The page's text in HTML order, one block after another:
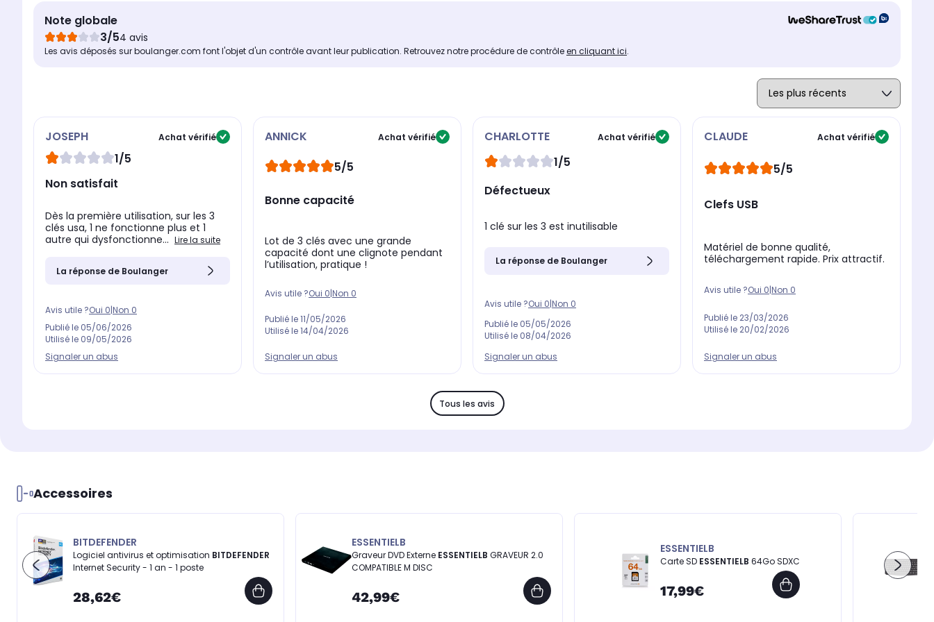
Note globale
3/54 avis
Les avis déposés sur boulanger.com font l'objet d'un contrôle avant leur publication. Retrouvez notre procédure de contrôleen cliquant ici.
JOSEPH Achat vérifié
1/5
Non satisfait
Dès la première utilisation, sur les 3
clés usa, 1 ne fonctionne plus et 1
autre qui dysfonctionne... Lire la suite
La réponse de Boulanger
Avis utile ?Oui 0|Non 0
Publié le 05/06/2026
Utilisé le 09/05/2026
Signaler un abus
ANNICK Achat vérifié
5/5
Bonne capacité
Lot de 3 clés avec une grande
capacité dont une clignote pendant
l’utilisation, pratique !
Avis utile ?Oui 0|Non 0
Publié le11/05/2026
Utilisé le14/04/2026
Signaler un abus
CHARLOTTE Achat vérifié
1/5
Défectueux
1 clé sur les 3 est inutilisable
La réponse de Boulanger
Avis utile ?Oui 0|Non 0
Publié le 05/05/2026
Utilisé le 08/04/2026
Signaler un abus
CLAUDE Achat vérifié
5/5
Clefs USB
Matériel de bonne qualité,
téléchargement rapide. Prix attractif.
Avis utile ?Oui 0|Non 0
Publié le 23/03/2026
Utilisé le 20/02/2026
Signaler un abus
Tous les avis
Accessoires
BITDEFENDER
Logiciel antivirus et optimisation BITDEFENDER
Internet Security - 1 an - 1 poste
28,62€
ESSENTIELB
Graveur DVD Externe ESSENTIELB
COMPATIBLE M DISC
42,99€
ESSENTIELB
Carte SD ESSENTIELB 64Go SDXC
17,99€